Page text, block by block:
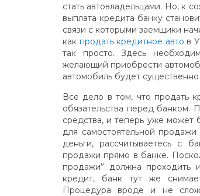
стать автовладельцами. Но, к
выплата кредита банку
связи с которыми заемщики
как продать кредитное авто в
так просто. Здесь
желающий приобрести
автомобиль будет
Все дело в том, что продать
обязательства перед банком.
средства, и теперь уже может
для самостоятельной
деньги, рассчитываетесь с
продажи прямо в банке.
продажи” должна проходить
кредит, банк тут же
Процедура вроде и не